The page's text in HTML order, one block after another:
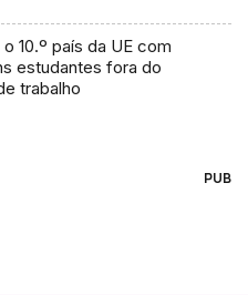
10.º país da UE com
estudantes fora do
trabalho
PUB